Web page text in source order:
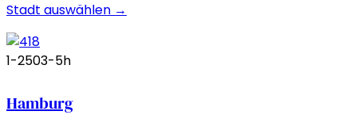
Stadt auswählen →
1-2503-5h
Hamburg